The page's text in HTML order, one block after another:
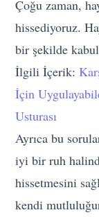
Çoğu zaman,
hissediyoruz.
bir şekilde
İlgili İçerik:
İçin
Usturası
Ayrıca bu
iyi bir ruh
hissetmesini
kendi